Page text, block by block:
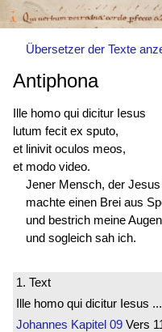
Übersetzer der Texte
Antiphona
Ille homo qui dicitur Iesus
lutum fecit ex sputo,
et linivit oculos meos,
et modo video.
Jener Mensch, der
machte einen Brei aus
und bestrich meine Augen
und sogleich sah ich.
1. Text
Ille homo qui dicitur Iesus ...
Johannes Kapitel 09 Vers